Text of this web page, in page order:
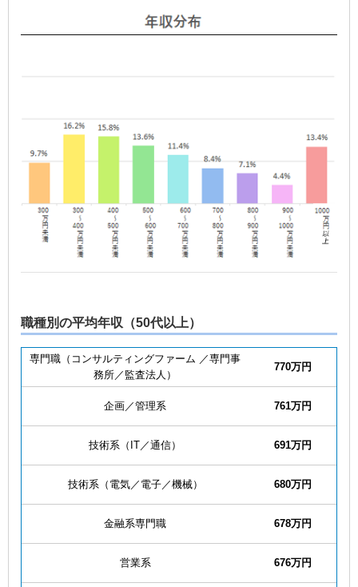
職種別の平均年収（50代以上）
専門職（コンサルティングファーム ／専門事
務所／監査法人）
770万円
企画／管理系 761万円
技術系（IT／通信） 691万円
技術系（電気／電子／機械） 680万円
金融系専門職 678万円
営業系 676万円